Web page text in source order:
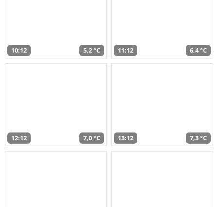
10:12 5,2 °C 11:12 6,4 °C
12:12 7,0 °C 13:12 7,3 °C